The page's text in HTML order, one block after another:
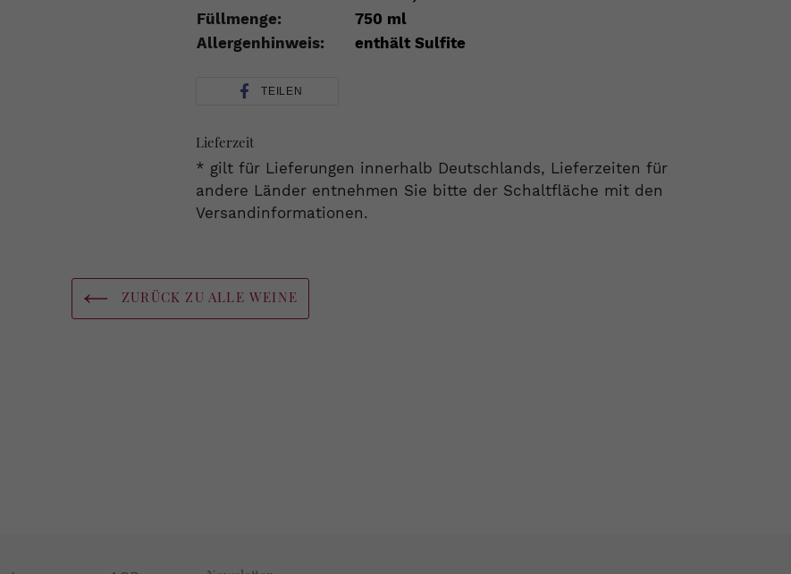
Füllmenge:
750 ml
Allergenhinweis:
enthält Sulfite
TEILEN
Lieferzeit
* gilt für Lieferungen innerhalb Deutschlands, Lieferzeiten für
andere Länder entnehmen Sie bitte der Schaltfläche mit den
Versandinformationen.
ZURÜCK ZU ALLE WEINE